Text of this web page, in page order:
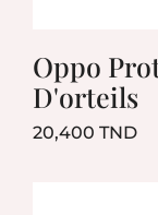
Oppo
D'orteils
20,400 TND